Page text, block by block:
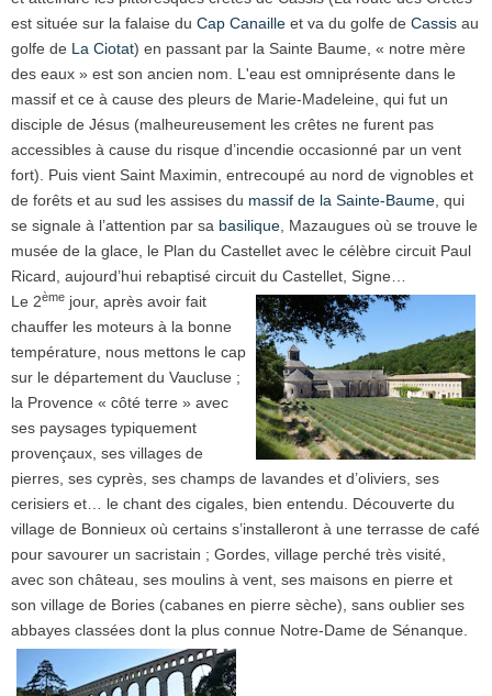
est située sur la falaise du Cap Canaille et va du golfe de Cassis au
golfe de La Ciotat) en passant par la Sainte Baume, « notre mère
des eaux » est son ancien nom. L'eau est omniprésente dans le
massif et ce à cause des pleurs de Marie-Madeleine, qui fut un
disciple de Jésus (malheureusement les crêtes ne furent pas
accessibles à cause du risque d’incendie occasionné par un vent
fort). Puis vient Saint Maximin, entrecoupé au nord de vignobles et
de forêts et au sud les assises du massif de la Sainte-Baume , qui
se signale à l’attention par sa basilique , Mazaugues où se trouve le
musée de la glace, le Plan du Castellet avec le célèbre circuit Paul
Ricard, aujourd’hui rebaptisé circuit du Castellet, Signe…
Le 2ème jour, après avoir fait
chauffer les moteurs à la bonne
température, nous mettons le cap
sur le département du Vaucluse ;
la Provence « côté terre » avec
ses paysages typiquement
provençaux, ses villages de
pierres, ses cyprès, ses champs de lavandes et d’oliviers, ses
cerisiers et… le chant des cigales, bien entendu. Découverte du
village de Bonnieux où certains s’installeront à une terrasse de café
pour savourer un sacristain ; Gordes, village perché très visité,
avec son château, ses moulins à vent, ses maisons en pierre et
son village de Bories (cabanes en pierre sèche), sans oublier ses
abbayes classées dont la plus connue Notre-Dame de Sénanque.